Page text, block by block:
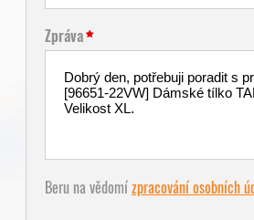
Zpráva
Beru na vědomízpracování osobních